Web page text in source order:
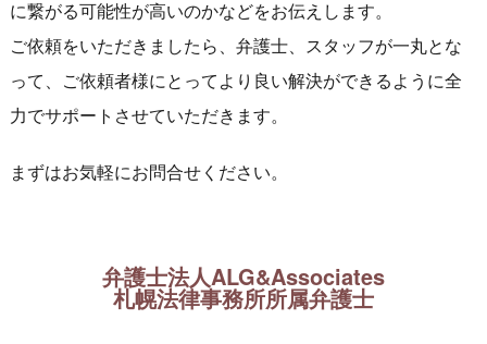
に繋がる可能性が高いのかなどをお伝えします。
ご依頼をいただきましたら、弁護士、スタッフが一丸とな
って、ご依頼者様にとってより良い解決ができるように全
力でサポートさせていただきます。
まずはお気軽にお問合せください。
弁護士法人ALG&Associates
札幌法律事務所所属弁護士